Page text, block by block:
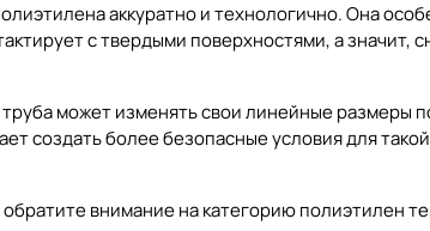
аккуратно и технологично. Она
с твердыми поверхностями, а
может изменять свои линейные
создать более безопасные условия для
внимание на категориюполиэтилен